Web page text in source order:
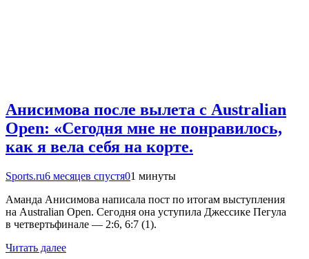
Анисимова после вылета с Australian
Open: «Сегодня мне не понравилось,
как я вела себя на корте.
Sports.ru6 месяцев спустя01 минуты
Аманда Анисимова написала пост по итогам выступления
на Australian Open. Сегодня она уступила Джессике Пегула
в четвертьфинале — 2:6, 6:7 (1).
Читать далее